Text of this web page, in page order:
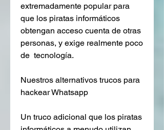
extremadamente popular para
que los piratas informáticos
obtengan acceso cuenta de otras
personas, y exige realmente poco
de  tecnología.
Nuestros alternativos trucos para
hackear Whatsapp
Un truco adicional que los piratas